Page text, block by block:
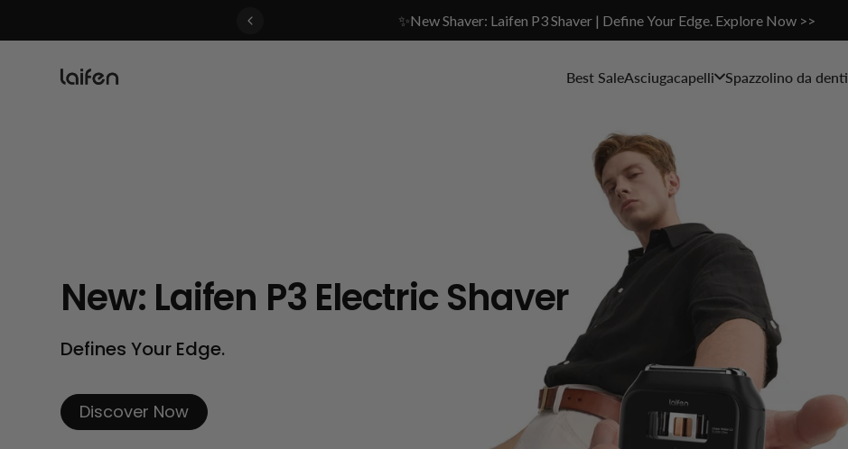
✨New Shaver: Laifen P3 Shaver | Define Your Edge. Explore Now >>
Best SaleAsciugacapelli Spazzolino da denti
New: Laifen P3 Electric Shaver
Defines Your Edge.
Discover Now